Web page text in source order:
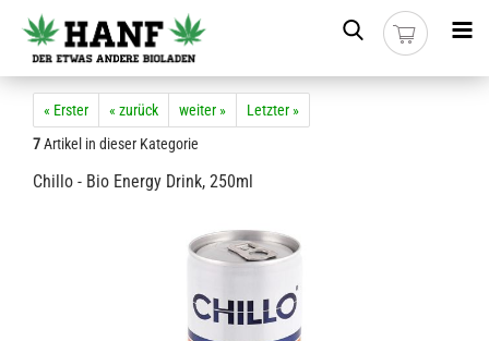
« Erster « zurück weiter »
Letzter »
7Artikel in dieser Kategorie
Chillo - Bio Energy Drink, 250ml